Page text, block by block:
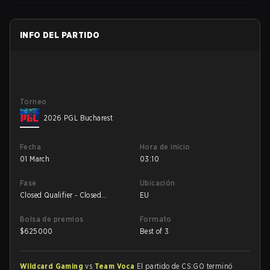
INFO DEL PARTIDO
Torneo
2026 PGL Bucharest
Fecha
01 March
Hora de inicio
03:10
Fase
Closed Qualifier - Closed
Ubicación
EU
Bolsa de premios
$625000
Formato
Best of 3
Wildcard Gamingvs Team Voca El partido de CS:GO terminó